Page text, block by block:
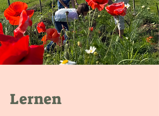
Lernen